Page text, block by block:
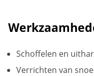
Schoffelen en
Verrichten van